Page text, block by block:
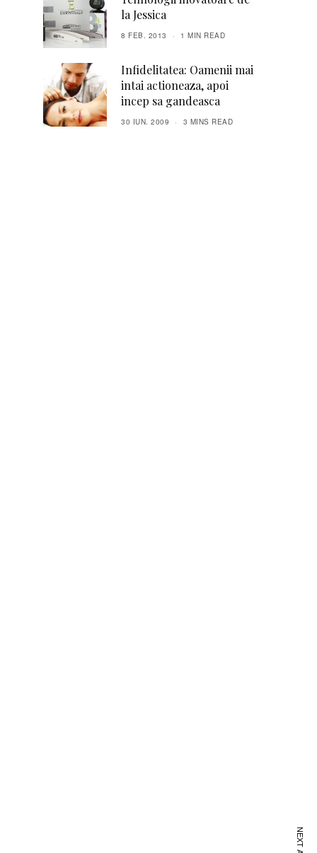
la Jessica
8 FEB. 2013 1 MIN READ
Infidelitatea: Oamenii mai
intai actioneaza, apoi
incep sa gandeasca
30 IUN. 2009 3 MINS READ